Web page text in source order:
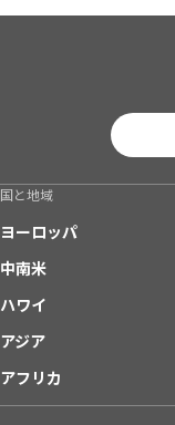
国と地域
ヨーロッパ
中南米
ハワイ
アジア
アフリカ